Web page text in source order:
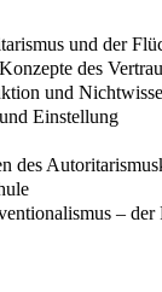
und der
des
und
Einstellung
des
–